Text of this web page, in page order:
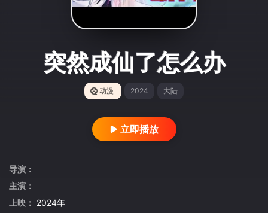
突然成仙了怎么办
动漫 2024 大陆
立即播放
导演：
主演：
上映： 2024年